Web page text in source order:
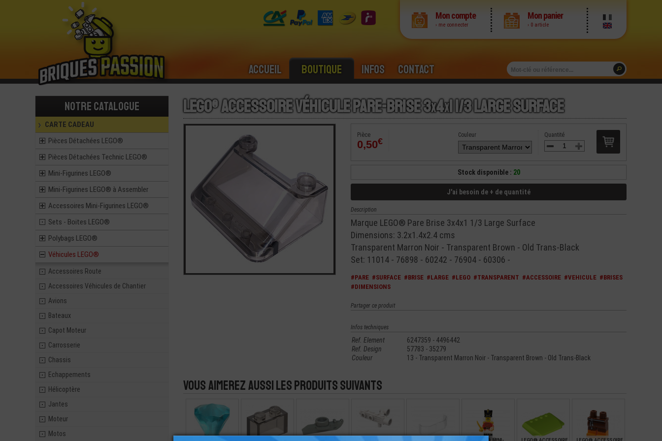
Mon compte
› me connecter
Mon panier
› 0 article
Accueil Boutique Infos Contact
Notre catalogue
CARTE CADEAU
Pièces Détachées LEGO®
Pièces Détachées Technic LEGO®
Mini-Figurines LEGO®
Mini-Figurines LEGO® à Assembler
Accessoires Mini-Figurines LEGO®
Sets - Boites LEGO®
Polybags LEGO®
Véhicules LEGO®
Accessoires Route
Accessoires Véhicules de Chantier
Avions
Bateaux
Capot Moteur
Carrosserie
Chassis
Echappements
Hélicoptère
Jantes
Moteur
Motos
LEGO® Accessoire Véhicule Pare-Brise 3x4x1 1/3 Large Surface
Pièce
0,50€
Quantité
Couleur
Stock disponible : 20
J'ai besoin de + de quantité
Description
Marque LEGO® Pare Brise 3x4x1 1/3 Large Surface
Dimensions: 3.2x1.4x2.4 cms
Transparent Marron Noir - Transparent Brown - Old Trans-Black
Set: 11014 - 76898 - 60242 - 76904 - 60306 -
#PARE #SURFACE #BRISE #LARGE #LEGO #TRANSPARENT #ACCESSOIRE #VEHICULE #BRISES
#DIMENSIONS
Partager ce produit
Infos techniques
Ref. Element
6247359 - 4496442
Ref. Design
57783 - 35279
Couleur
13 - Transparent Marron Noir - Transparent Brown - Old Trans-Black
Vous aimerez aussi les produits suivants